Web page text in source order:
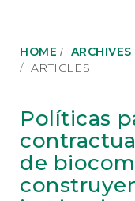
n
M
n
C
n
t
HOME ARCHIVES
ARTICLES
Políticas
de